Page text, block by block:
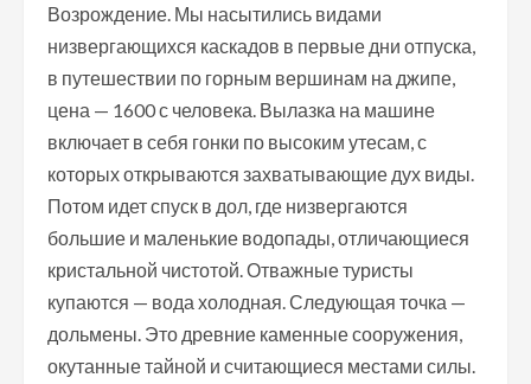
Возрождение. Мы насытились видами
низвергающихся каскадов в первые дни отпуска,
в путешествии по горным вершинам на джипе,
цена — 1600 с человека. Вылазка на машине
включает в себя гонки по высоким утесам, с
которых открываются захватывающие дух виды.
Потом идет спуск в дол, где низвергаются
большие и маленькие водопады, отличающиеся
кристальной чистотой. Отважные туристы
купаются — вода холодная. Следующая точка —
дольмены. Это древние каменные сооружения,
окутанные тайной и считающиеся местами силы.